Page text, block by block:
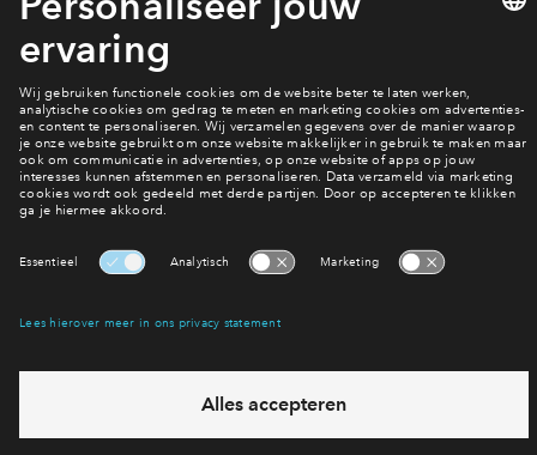
direct naar de uitvoerder te gaan in de bouwkeet. Bespreek je
vraag en probeer het gelijk op te lossen. Ervaar je hinder in
het openbare gebied? Loop direct naar de werklui en/of
directievoerder en bespreek hoe het ook anders kan. Men is
zich er niet altijd bewust dat ze overlast veroorzaken en soms
duurt de hinder maar even. Men doet het vaak niet met opzet.
Geheel hindervrij zal het door de bouw de komende jaren
niet worden, dat is zeker. Door een respectvolle dialoog en
hinder al enorm verminderen. En heb je een bruikbare tip,
met goede tips kan iedereen zijn voordeel doen. Wij maken
aangaan of alleen de bouw van jouw woning. Meldingen over
de ontwikkeling van Hoef en Haag, bereikbaarheid,